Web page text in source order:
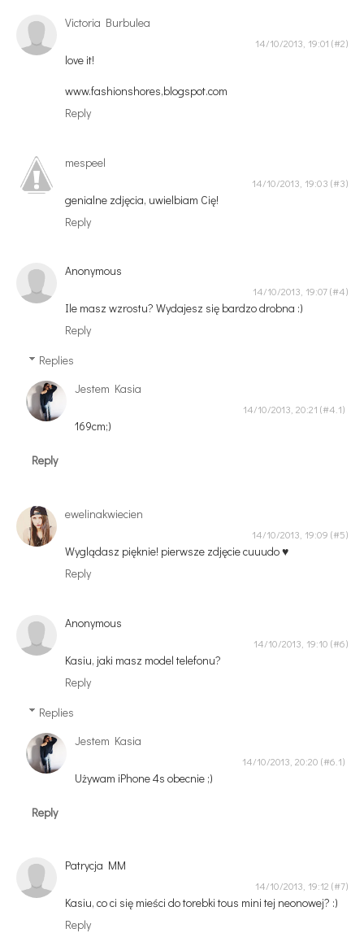
Victoria Burbulea
14/10/2013, 19:01
love it!
www.fashionshores,blogspot.com
Reply
mespeel
14/10/2013, 19:03
genialne zdjęcia, uwielbiam Cię!
Reply
Anonymous
14/10/2013, 19:07
Ile masz wzrostu? Wydajesz się bardzo drobna :)
Reply
Replies
Jestem Kasia
14/10/2013, 20:21
169cm;)
Reply
ewelinakwiecien
14/10/2013, 19:09
Wyglądasz pięknie! pierwsze zdjęcie cuuudo ♥
Reply
Anonymous
14/10/2013, 19:10
Kasiu, jaki masz model telefonu?
Reply
Replies
Jestem Kasia
14/10/2013, 20:20
Używam iPhone 4s obecnie ;)
Reply
Patrycja MM
14/10/2013, 19:12
Kasiu, co ci się mieści do torebki tous mini tej neonowej? :)
Reply